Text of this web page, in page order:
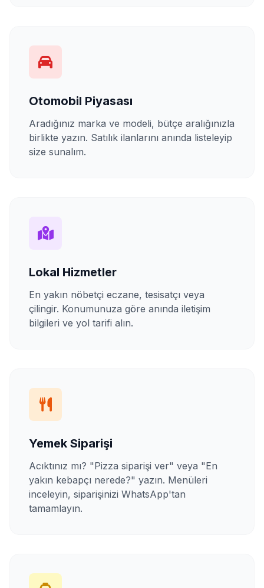
Otomobil Piyasası
Aradığınız marka ve modeli, bütçe aralığınızla
birlikte yazın. Satılık ilanlarını anında listeleyip
size sunalım.
Lokal Hizmetler
En yakın nöbetçi eczane, tesisatçı veya
çilingir. Konumunuza göre anında iletişim
bilgileri ve yol tarifi alın.
Yemek Siparişi
Acıktınız mı? "Pizza siparişi ver" veya "En
yakın kebapçı nerede?" yazın. Menüleri
inceleyin, siparişinizi WhatsApp'tan
tamamlayın.